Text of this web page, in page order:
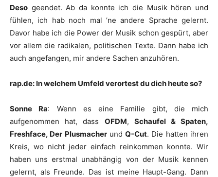
Deso geendet. Ab da konnte ich die Musik hören und
fühlen, ich hab noch mal ’ne andere Sprache gelernt.
Davor habe ich die Power der Musik schon gespürt, aber
vor allem die radikalen, politischen Texte. Dann habe ich
auch angefangen, mir andere Sachen anzuhören.
rap.de: In welchem Umfeld verortest du dich heute so?
Sonne Ra: Wenn es eine Familie gibt, die mich
aufgenommen hat, dass OFDM, Schaufel & Spaten,
Freshface, Der PlusmacherundQ-Cut. Die hatten ihren
Kreis, wo nicht jeder einfach reinkommen konnte. Wir
haben uns erstmal unabhängig von der Musik kennen
gelernt, als Freunde. Das ist meine Haupt-Gang. Dann